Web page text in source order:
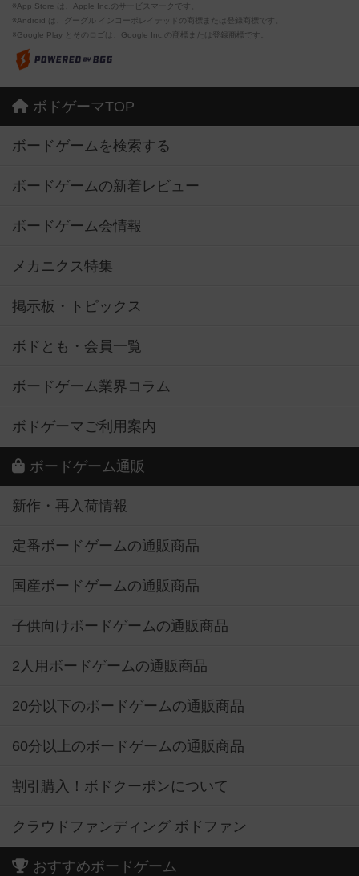
※App Store は、Apple Inc.のサービスマークです。
※Android は、グーグル インコーポレイテッドの商標または登録商標です。
※Google Play とそのロゴは、Google Inc.の商標または登録商標です。
ボドゲーマTOP
ボードゲームを検索する
ボードゲームの新着レビュー
ボードゲーム会情報
メカニクス特集
掲示板・トピックス
ボドとも・会員一覧
ボードゲーム業界コラム
ボドゲーマご利用案内
ボードゲーム通販
新作・再入荷情報
定番ボードゲームの通販商品
国産ボードゲームの通販商品
子供向けボードゲームの通販商品
2人用ボードゲームの通販商品
20分以下のボードゲームの通販商品
60分以上のボードゲームの通販商品
割引購入！ボドクーポンについて
クラウドファンディング ボドファン
おすすめボードゲーム